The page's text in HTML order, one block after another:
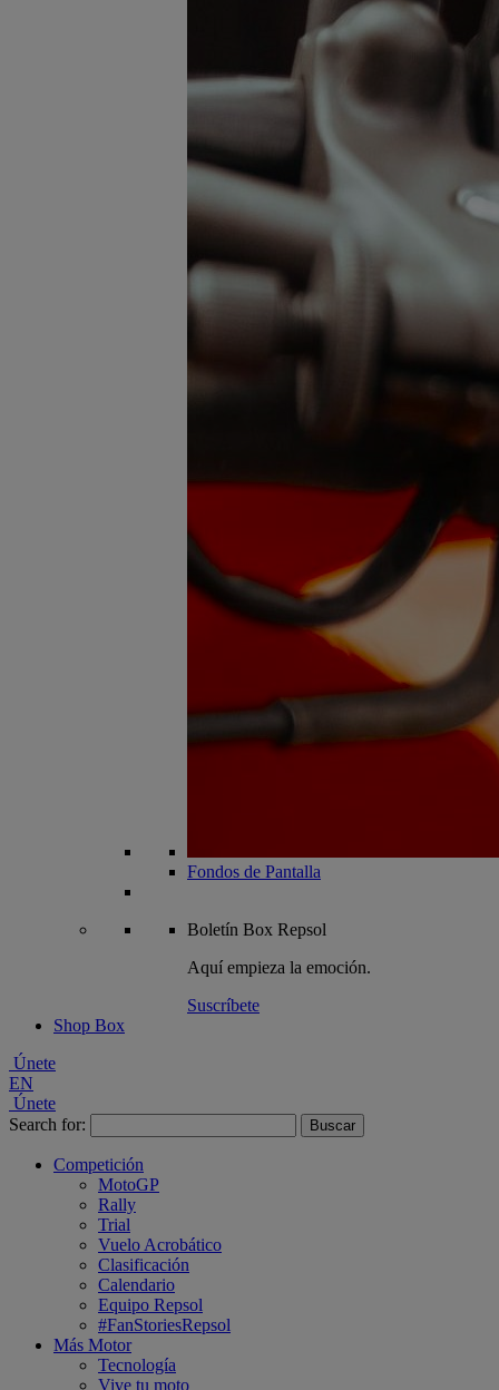
Fondos de Pantalla
Boletín Box Repsol
Aquí empieza la emoción.
Suscríbete
Shop Box
Únete
EN
Únete
Search for:
Competición
MotoGP
Rally
Trial
Vuelo Acrobático
Clasificación
Calendario
Equipo Repsol
#FanStoriesRepsol
Más Motor
Tecnología
Vive tu moto